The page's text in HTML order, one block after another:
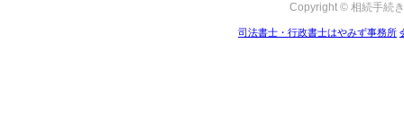
Copyright © 相続手続
司法書士・行政書士はやみず事務所